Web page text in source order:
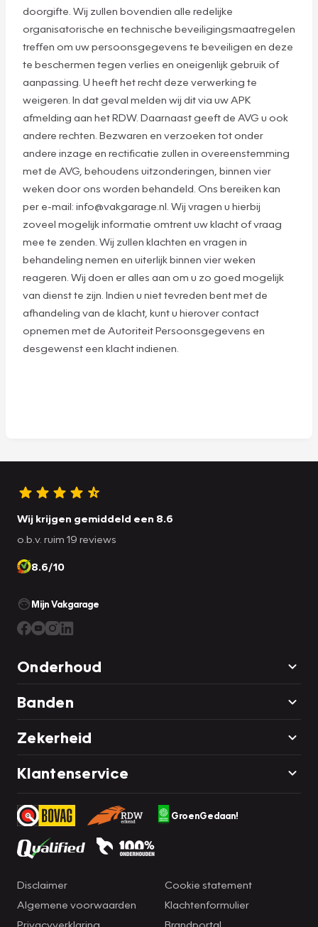
doorgifte. Wij zullen bovendien alle redelijke
organisatorische en technische beveiligingsmaatregelen
treffen om uw persoonsgegevens te beveiligen en deze
te beschermen tegen verlies en oneigenlijk gebruik of
aanpassing. U heeft het recht deze verwerking te
weigeren. In dat geval melden wij dit via uw APK
afmelding aan het RDW. Daarnaast geeft de AVG u ook
andere rechten. Bezwaren en verzoeken tot onder
andere inzage en rectificatie zullen in overeenstemming
met de AVG, behoudens uitzonderingen, binnen vier
weken door ons worden behandeld. Ons bereiken kan
per e-mail: info@vakgarage.nl. Wij vragen u hierbij
zoveel mogelijk informatie omtrent uw klacht of vraag
mee te zenden. Wij zullen klachten en vragen in
behandeling nemen en uiterlijk binnen vier weken
reageren. Wij doen er alles aan om u zo goed mogelijk
van dienst te zijn. Indien u niet tevreden bent met de
afhandeling van de klacht, kunt u hierover contact
opnemen met de Autoriteit Persoonsgegevens en
desgewenst een klacht indienen.
Wij krijgen gemiddeld een 8.6
o.b.v. ruim 19 reviews
8.6/10
Mijn Vakgarage
Onderhoud
Banden
Zekerheid
Klantenservice
GroenGedaan!
Disclaimer
Algemene voorwaarden
Privacyverklaring
Cookie statement
Klachtenformulier
Brandportal